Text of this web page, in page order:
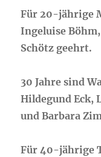
Für 20-jährige
Ingeluise
Schötz geehrt.
30 Jahre sind
Hildegund Eck,
und Barbara
Für 40-jährige